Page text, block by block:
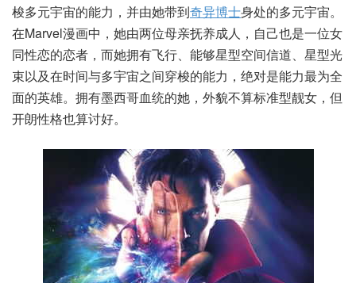
梭多元宇宙的能力，并由她带到奇异博士身处的多元宇宙。
在Marvel漫画中，她由两位母亲抚养成人，自己也是一位女
同性恋的恋者，而她拥有飞行、能够星型空间信道、星型光
束以及在时间与多宇宙之间穿梭的能力，绝对是能力最为全
面的英雄。拥有墨西哥血统的她，外貌不算标准型靓女，但
开朗性格也算讨好。